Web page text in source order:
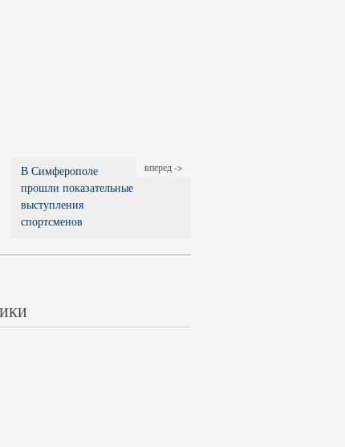
вперед ->
В Симферополе
прошли показательные
выступления
спортсменов